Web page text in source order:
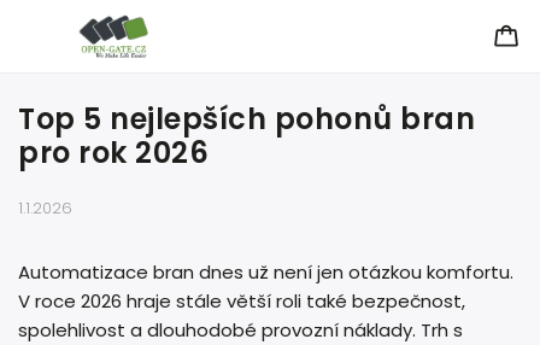
Top 5 nejlepších pohonů bran
pro rok 2026
1.1.2026
Automatizace bran dnes už není jen otázkou komfortu.
V roce 2026 hraje stále větší roli také bezpečnost,
spolehlivost a dlouhodobé provozní náklady. Trh s